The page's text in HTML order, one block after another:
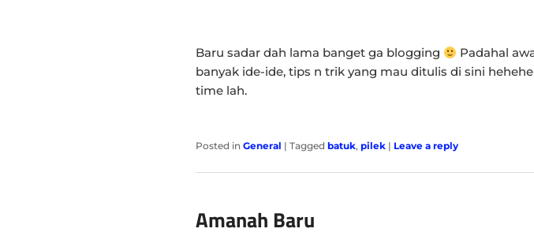
Baru sadar dah lama banget ga blogging
Padahal
banyak ide-ide, tips n trik yang mau ditulis di sini
time lah.
Posted in General | Tagged batuk, pilek | Leave a reply
Amanah Baru